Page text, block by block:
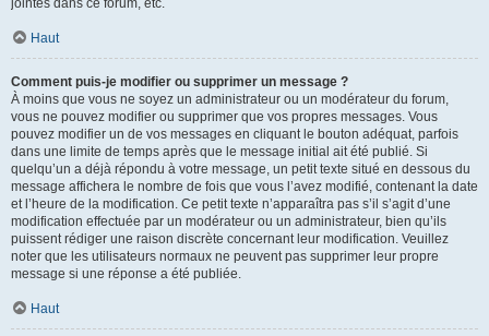
jointes dans ce forum, etc.
Haut
Comment puis-je modifier ou supprimer un message ?
À moins que vous ne soyez un administrateur ou un modérateur du forum,
vous ne pouvez modifier ou supprimer que vos propres messages. Vous
pouvez modifier un de vos messages en cliquant le bouton adéquat, parfois
dans une limite de temps après que le message initial ait été publié. Si
quelqu’un a déjà répondu à votre message, un petit texte situé en dessous du
message affichera le nombre de fois que vous l’avez modifié, contenant la date
et l’heure de la modification. Ce petit texte n’apparaîtra pas s’il s’agit d’une
modification effectuée par un modérateur ou un administrateur, bien qu’ils
puissent rédiger une raison discrète concernant leur modification. Veuillez
noter que les utilisateurs normaux ne peuvent pas supprimer leur propre
message si une réponse a été publiée.
Haut